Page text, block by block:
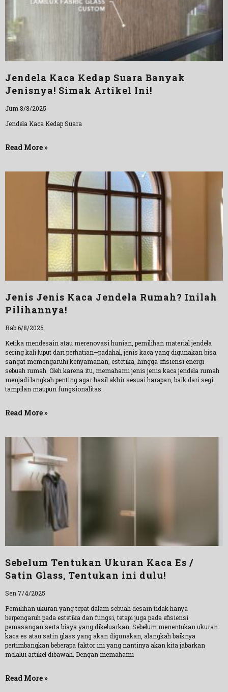
Jendela Kaca Kedap Suara Banyak
Jenisnya! Simak Artikel Ini!
Jum 8/8/2025
Jendela Kaca Kedap Suara
Read More »
Jenis Jenis Kaca Jendela Rumah? Inilah
Pilihannya!
Rab 6/8/2025
Ketika mendesain atau merenovasi hunian, pemilihan material jendela
sering kali luput dari perhatian—padahal, jenis kaca yang digunakan bisa
sangat memengaruhi kenyamanan, estetika, hingga efisiensi energi
sebuah rumah. Oleh karena itu, memahami jenis jenis kaca jendela rumah
menjadi langkah penting agar hasil akhir sesuai harapan, baik dari segi
tampilan maupun fungsionalitas.
Read More »
Sebelum Tentukan Ukuran Kaca Es /
Satin Glass, Tentukan ini dulu!
Sen 7/4/2025
Pemilihan ukuran yang tepat dalam sebuah desain tidak hanya
berpengaruh pada estetika dan fungsi, tetapi juga pada efisiensi
pemasangan serta biaya yang dikeluarkan. Sebelum menentukan ukuran
kaca es atau satin glass yang akan digunakan, alangkah baiknya
pertimbangkan beberapa faktor ini yang nantinya akan kita jabarkan
melalui artikel dibawah. Dengan memahami
Read More »